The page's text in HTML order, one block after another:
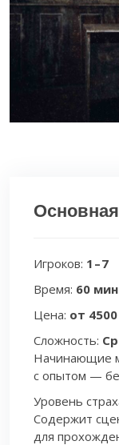
Игроков: 1 – 7
Время: 60 мин
Цена: от
Сложность:
Начинающие
с опытом —
Уровень
Содержит
для